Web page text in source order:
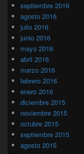
septiembre 2016
agosto 2016
julio 2016
junio 2016
mayo 2016
abril 2016
marzo 2016
febrero 2016
enero 2016
diciembre 2015
noviembre 2015
octubre 2015
septiembre 2015
agosto 2015